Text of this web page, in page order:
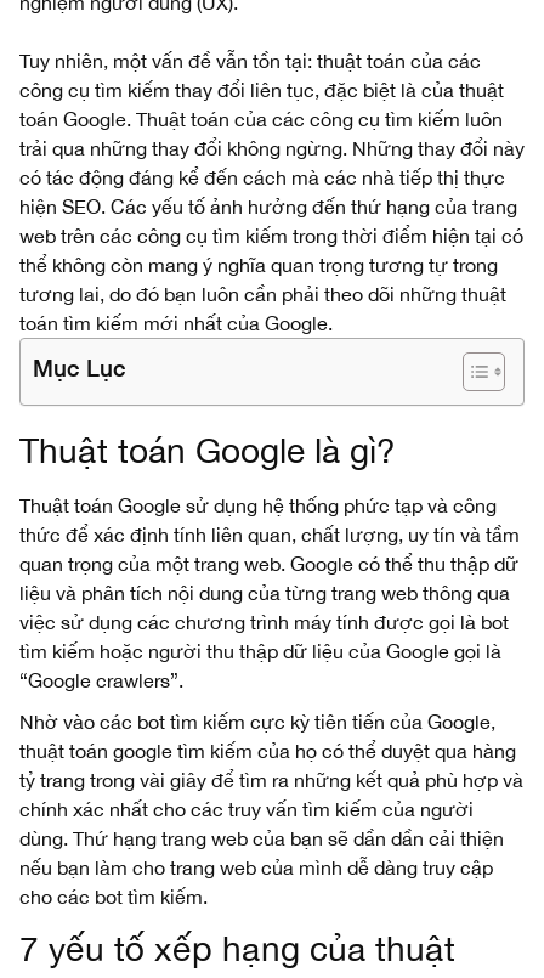
Tuy nhiên, một vấn đề vẫn tồn tại: thuật toán của các
công cụ tìm kiếm thay đổi liên tục, đặc biệt là của thuật
toán Google. Thuật toán của các công cụ tìm kiếm luôn
trải qua những thay đổi không ngừng. Những thay đổi này
có tác động đáng kể đến cách mà các nhà tiếp thị thực
hiện SEO. Các yếu tố ảnh hưởng đến thứ hạng của trang
web trên các công cụ tìm kiếm trong thời điểm hiện tại có
thể không còn mang ý nghĩa quan trọng tương tự trong
tương lai, do đó bạn luôn cần phải theo dõi những thuật
toán tìm kiếm mới nhất của Google.
Mục Lục
Thuật toán Google là gì?
Thuật toán Google sử dụng hệ thống phức tạp và công
thức để xác định tính liên quan, chất lượng, uy tín và tầm
quan trọng của một trang web. Google có thể thu thập dữ
liệu và phân tích nội dung của từng trang web thông qua
việc sử dụng các chương trình máy tính được gọi là bot
tìm kiếm hoặc người thu thập dữ liệu của Google gọi là
“Google crawlers”.
Nhờ vào các bot tìm kiếm cực kỳ tiên tiến của Google,
thuật toán google tìm kiếm của họ có thể duyệt qua hàng
tỷ trang trong vài giây để tìm ra những kết quả phù hợp và
chính xác nhất cho các truy vấn tìm kiếm của người
dùng. Thứ hạng trang web của bạn sẽ dần dần cải thiện
nếu bạn làm cho trang web của mình dễ dàng truy cập
cho các bot tìm kiếm.
7 yếu tố xếp hạng của thuật